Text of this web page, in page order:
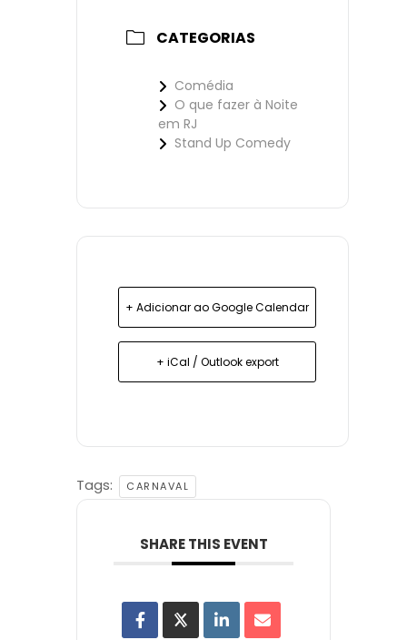
CATEGORIAS
Comédia
O que fazer à Noite
em RJ
Stand Up Comedy
+ Adicionar ao Google Calendar
+ iCal / Outlook export
Tags: CARNAVAL
SHARE THIS EVENT